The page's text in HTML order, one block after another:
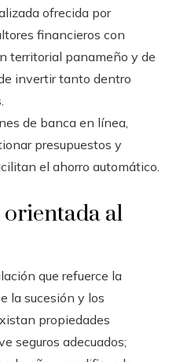
ofrecida por
financieros con
territorial panameño y de
invertir tanto dentro
de banca en línea,
presupuestos y
el ahorro automático.
al
que refuerce la
la sucesión y los
propiedades
seguros adecuados;